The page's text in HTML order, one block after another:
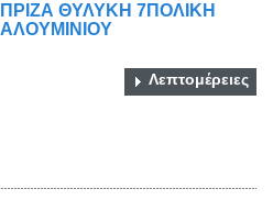
ΠΡΙΖΑ ΘΥΛΥΚΗ 7ΠΟΛΙΚΗ
ΑΛΟΥΜΙΝΙΟΥ
Λεπτομέρειες